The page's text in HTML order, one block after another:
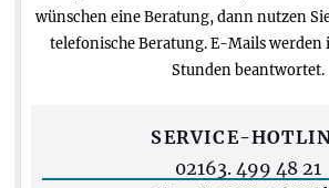
wünschen eine Beratung, dann nutzen
telefonische Beratung. E-Mails werden
Stunden beantwortet.
SERVICE-
02163. 499 48 21